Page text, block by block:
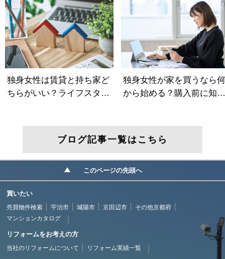
ブログ記事一覧はこちら
このページの先頭へ
買いたい
売買物件検索 宇治市 城陽市 京田辺市
その他京都府
マンションカタログ
リフォームをお考えの方
当社のリフォームについて リフォーム実績一覧